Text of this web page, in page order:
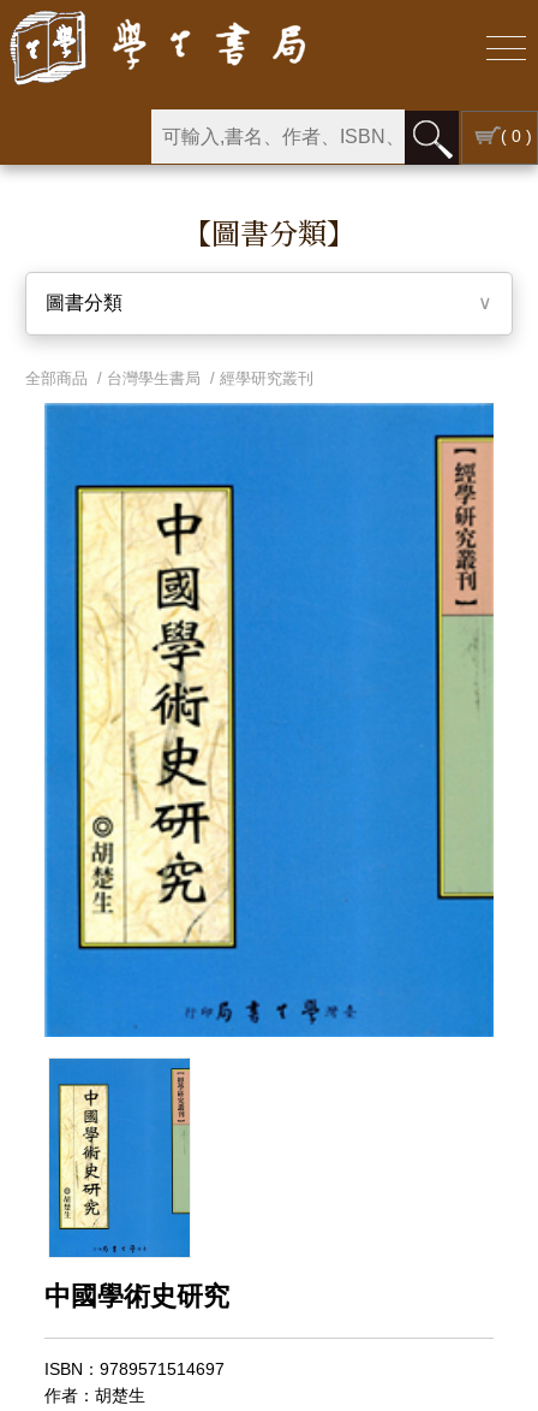
( 0 )
【圖書分類】
圖書分類 ∨
全部商品 / 台灣學生書局 /經學研究叢刊
中國學術史研究
ISBN：9789571514697
作者：胡楚生